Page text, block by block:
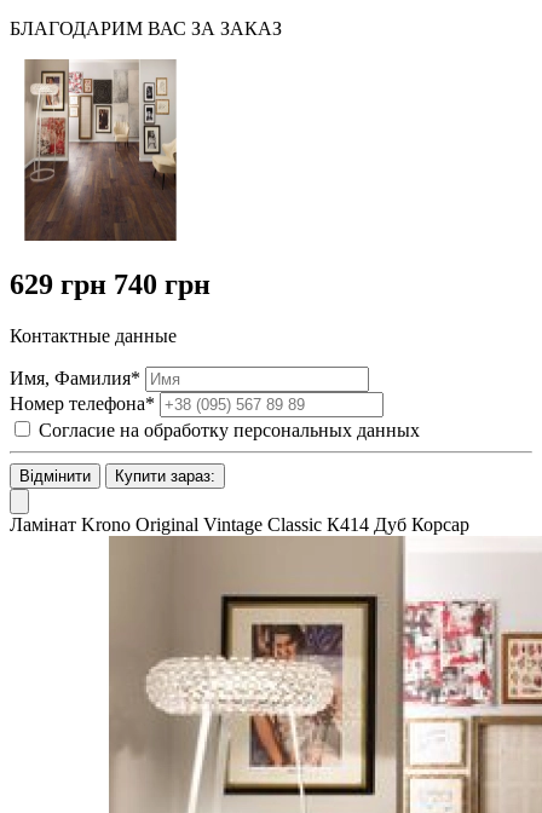
БЛАГОДАРИМ ВАС ЗА ЗАКАЗ
629 грн 740 грн
Контактные данные
Имя, Фамилия*
Номер телефона*
Согласие на обработку персональных данных
Відмінити Купити зараз:
Ламінат Krono Original Vintage Classic К414 Дуб Корсар